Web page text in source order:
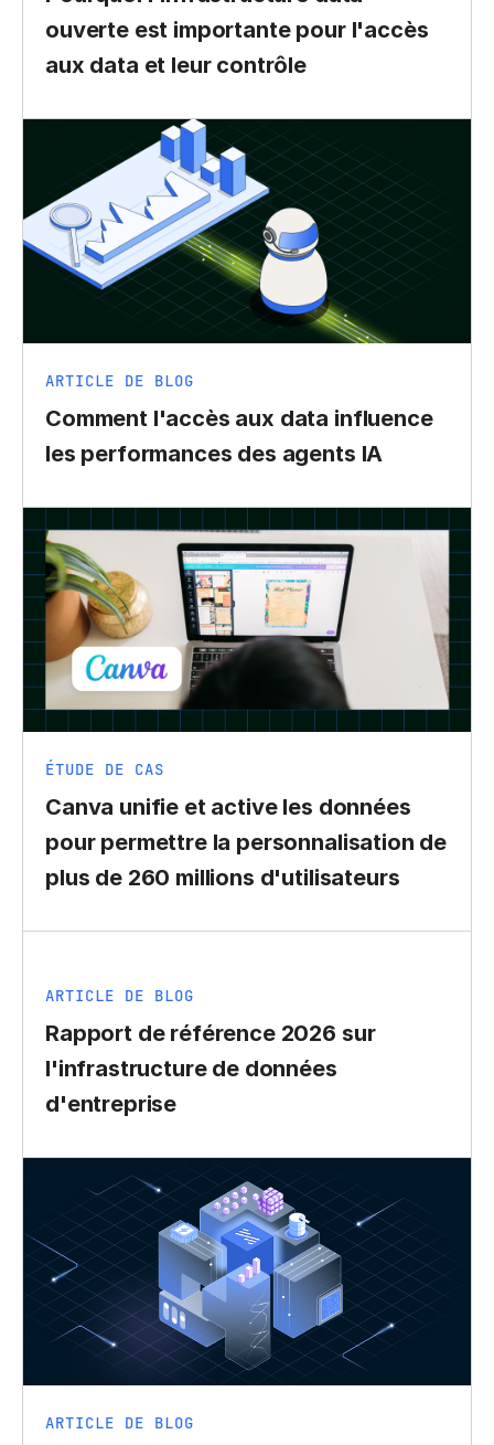
ouverte est importante pour l'accès
aux data et leur contrôle
ARTICLE DE BLOG
Comment l'accès aux data influence
les performances des agents IA
ÉTUDE DE CAS
Canva unifie et active les données
pour permettre la personnalisation de
plus de 260 millions d'utilisateurs
ARTICLE DE BLOG
Rapport de référence 2026 sur
l'infrastructure de données
d'entreprise
ARTICLE DE BLOG